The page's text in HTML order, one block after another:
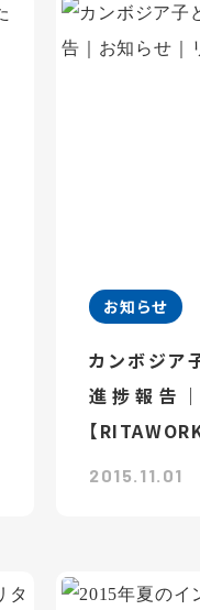
お知らせ
カンボジア
進捗報告
【
2015.11.01